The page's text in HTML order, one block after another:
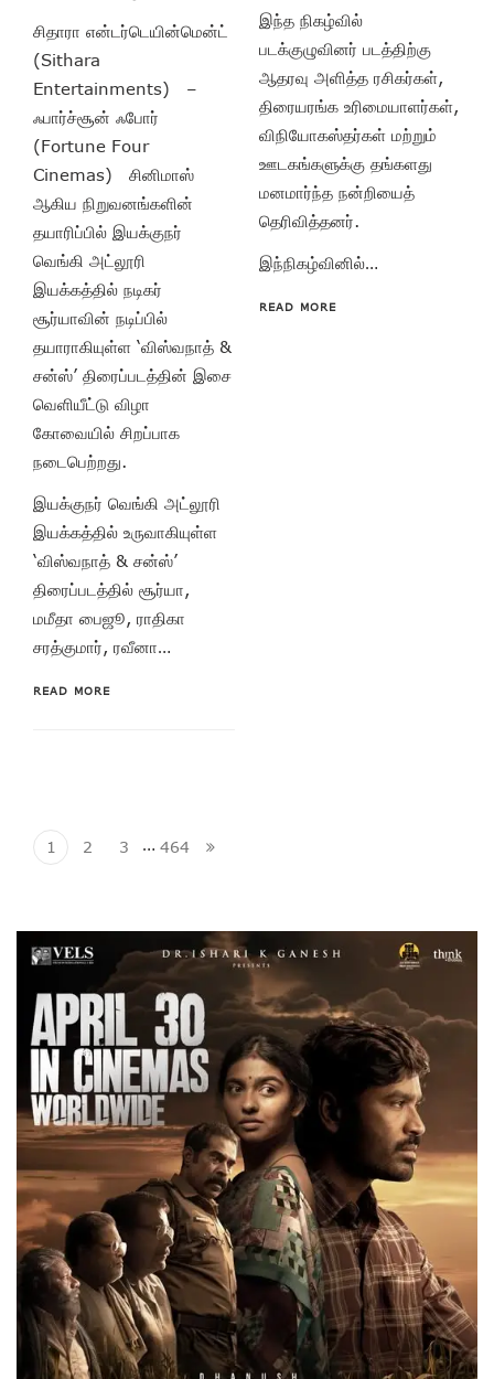
சிதாரா என்டர்டெயின்மென்ட்
(Sithara
Entertainments) –
ஃபார்ச்சூன் ஃபோர்
(Fortune Four
Cinemas) சினிமாஸ்
ஆகிய நிறுவனங்களின்
தயாரிப்பில் இயக்குநர்
வெங்கி அட்லூரி
இயக்கத்தில் நடிகர்
சூர்யாவின் நடிப்பில்
தயாராகியுள்ள ‘விஸ்வநாத் &
சன்ஸ்’ திரைப்படத்தின் இசை
வெளியீட்டு விழா
கோவையில் சிறப்பாக
நடைபெற்றது.
இயக்குநர் வெங்கி அட்லூரி
இயக்கத்தில் உருவாகியுள்ள
‘விஸ்வநாத் & சன்ஸ்’
திரைப்படத்தில் சூர்யா,
மமீதா பைஜூ, ராதிகா
சரத்குமார், ரவீனா…
READ MORE
இந்த நிகழ்வில்
படக்குழுவினர் படத்திற்கு
ஆதரவு அளித்த ரசிகர்கள்,
திரையரங்க உரிமையாளர்கள்,
விநியோகஸ்தர்கள் மற்றும்
ஊடகங்களுக்கு தங்களது
மனமார்ந்த நன்றியைத்
தெரிவித்தனர்.
இந்நிகழ்வினில்…
READ MORE
1 2 3 … 464